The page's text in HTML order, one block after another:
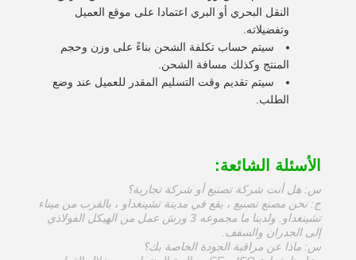
النقل البحري أو البري اعتمادا على موقع العميل
وتفضيلاته.
سيتم حساب تكلفة الشحن بناءً على وزن وحجم
المنتج وكذلك مسافة الشحن.
سيتم تقديم وقت التسليم المقدر للعميل عند وضع
الطلب.
الأسئلة الشائعة:
س: هل أنت شركة تصنيع أو شركة تجارية؟
ج: نحن مصنع تصنيع ، يقع في مدينة تشينغداو ، بالقرب من ميناء
تشينغداو. ولدينا ما مجموعه 3 ورش عمل من الهيكل الفولاذي
إلى الجدران والسقف.
س: ماذا عن مراقبة الجودة الخاصة بك؟